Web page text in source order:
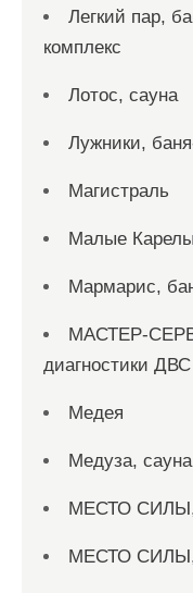
Легкий пар,
комплекс
Лотос, сауна
Лужники,
Магистраль
Малые
Мармарис,
МАСТЕР-
диагностики ДВС
Медея
Медуза, сауна
МЕСТО СИЛЫ,
МЕСТО СИЛЫ,